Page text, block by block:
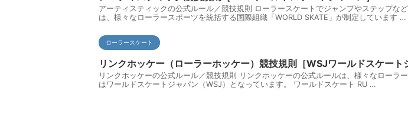
アーティスティックの公式ルール／競技規則 ローラースケートでジャンプやステップ
は、様々なローラースポーツを統括する国際組織「WORLD SKATE」が制定しています …
ローラースケート
リンクホッケー（ローラーホッケー）競技規則［WSJワールドスケート
リンクホッケーの公式ルール／競技規則 リンクホッケーの公式ルールは、様々なローラ
はワールドスケートジャパン（WSJ）となっています。 ワールドスケート RU …